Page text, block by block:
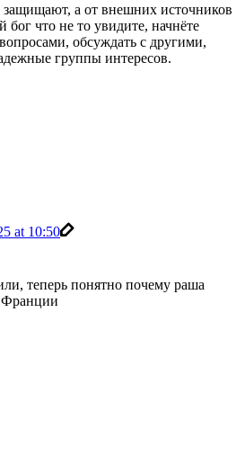
а от внешних источников
что не то увидите, начнёте
обсуждать с другими,
группы интересов.
at 10:50
теперь понятно почему раша
Франции